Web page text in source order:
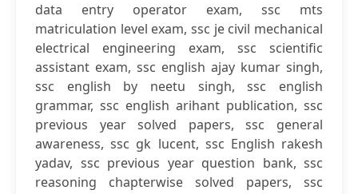
data entry operator exam, ssc mts
matriculation level exam, ssc je civil mechanical
electrical engineering exam, ssc scientific
assistant exam, ssc english ajay kumar singh,
ssc english by neetu singh, ssc english
grammar, ssc english arihant publication, ssc
previous year solved papers, ssc general
awareness, ssc gk lucent, ssc English rakesh
yadav, ssc previous year question bank, ssc
reasoning chapterwise solved papers, ssc